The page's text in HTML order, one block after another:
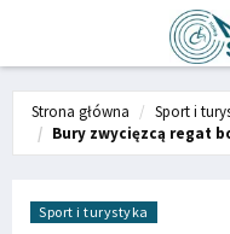
Strona główna
Sport i
Bury zwycięzcą regat
Sport i turystyka